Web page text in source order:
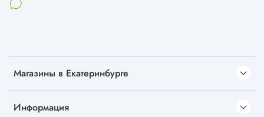
Магазины в Екатеринбурге
Информация